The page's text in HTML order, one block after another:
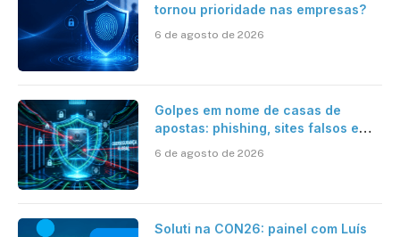
tornou prioridade nas empresas?
6 de agosto de 2026
Golpes em nome de casas de
apostas: phishing, sites falsos e
6 de agosto de 2026
Soluti na CON26: painel com Luís